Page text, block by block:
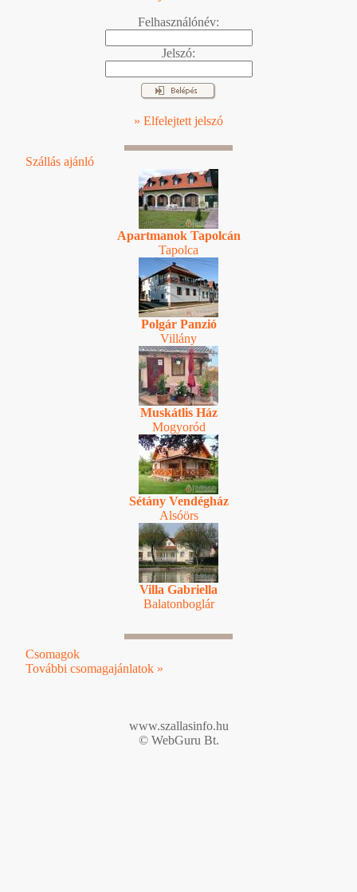
Felhasználónév:
Jelszó:
» Elfelejtett jelszó
Szállás ajánló
Apartmanok Tapolcán
Tapolca
Polgár Panzió
Villány
Muskátlis Ház
Mogyoród
Sétány Vendégház
Alsóörs
Villa Gabriella
Balatonboglár
Csomagok
További csomagajánlatok »
www.szallasinfo.hu
© WebGuru Bt.